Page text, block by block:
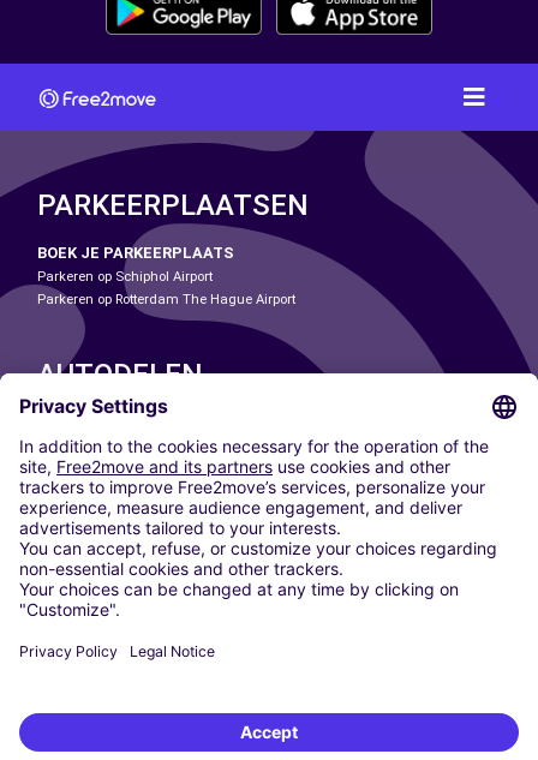
PARKEERPLAATSEN
BOEK JE PARKEERPLAATS
Parkeren op Schiphol Airport
Parkeren op Rotterdam The Hague Airport
AUTODELEN
ONZE STEDEN
Paris
Madrid
Washington DC
Milaan
Rome
Turijn
Wenen
Berlijn
Düsseldorf